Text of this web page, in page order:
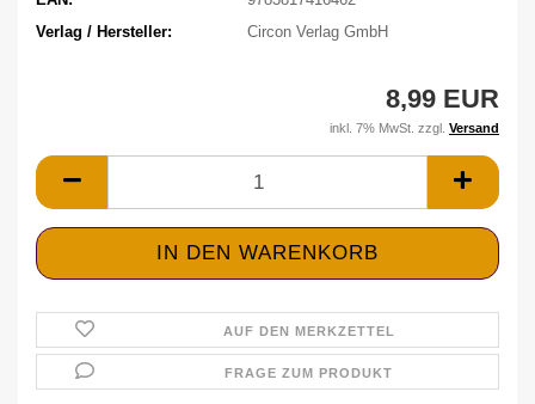
Verlag / Hersteller:
Circon Verlag GmbH
8,99 EUR
inkl. 7% MwSt. zzgl. Versand
AUF DEN MERKZETTEL
FRAGE ZUM PRODUKT